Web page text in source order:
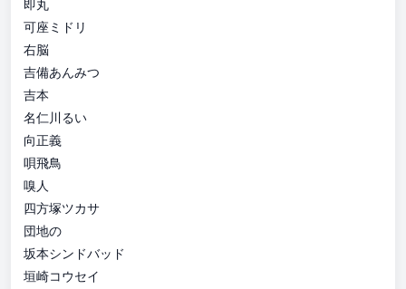
即丸
可座ミドリ
右脳
吉備あんみつ
吉本
名仁川るい
向正義
唄飛鳥
嗅人
四方塚ツカサ
団地の
坂本シンドバッド
垣崎コウセイ